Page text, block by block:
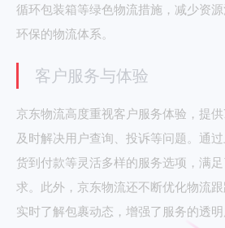
循环包装箱等绿色物流措施，减少资源
环保的物流体系。
客户服务与体验
京东物流高度重视客户服务体验，提
及时解决用户查询、投诉等问题。通过
货到付款等灵活多样的服务选项，满
求。此外，京东物流还不断优化物流
实时了解包裹动态，增强了服务的透明